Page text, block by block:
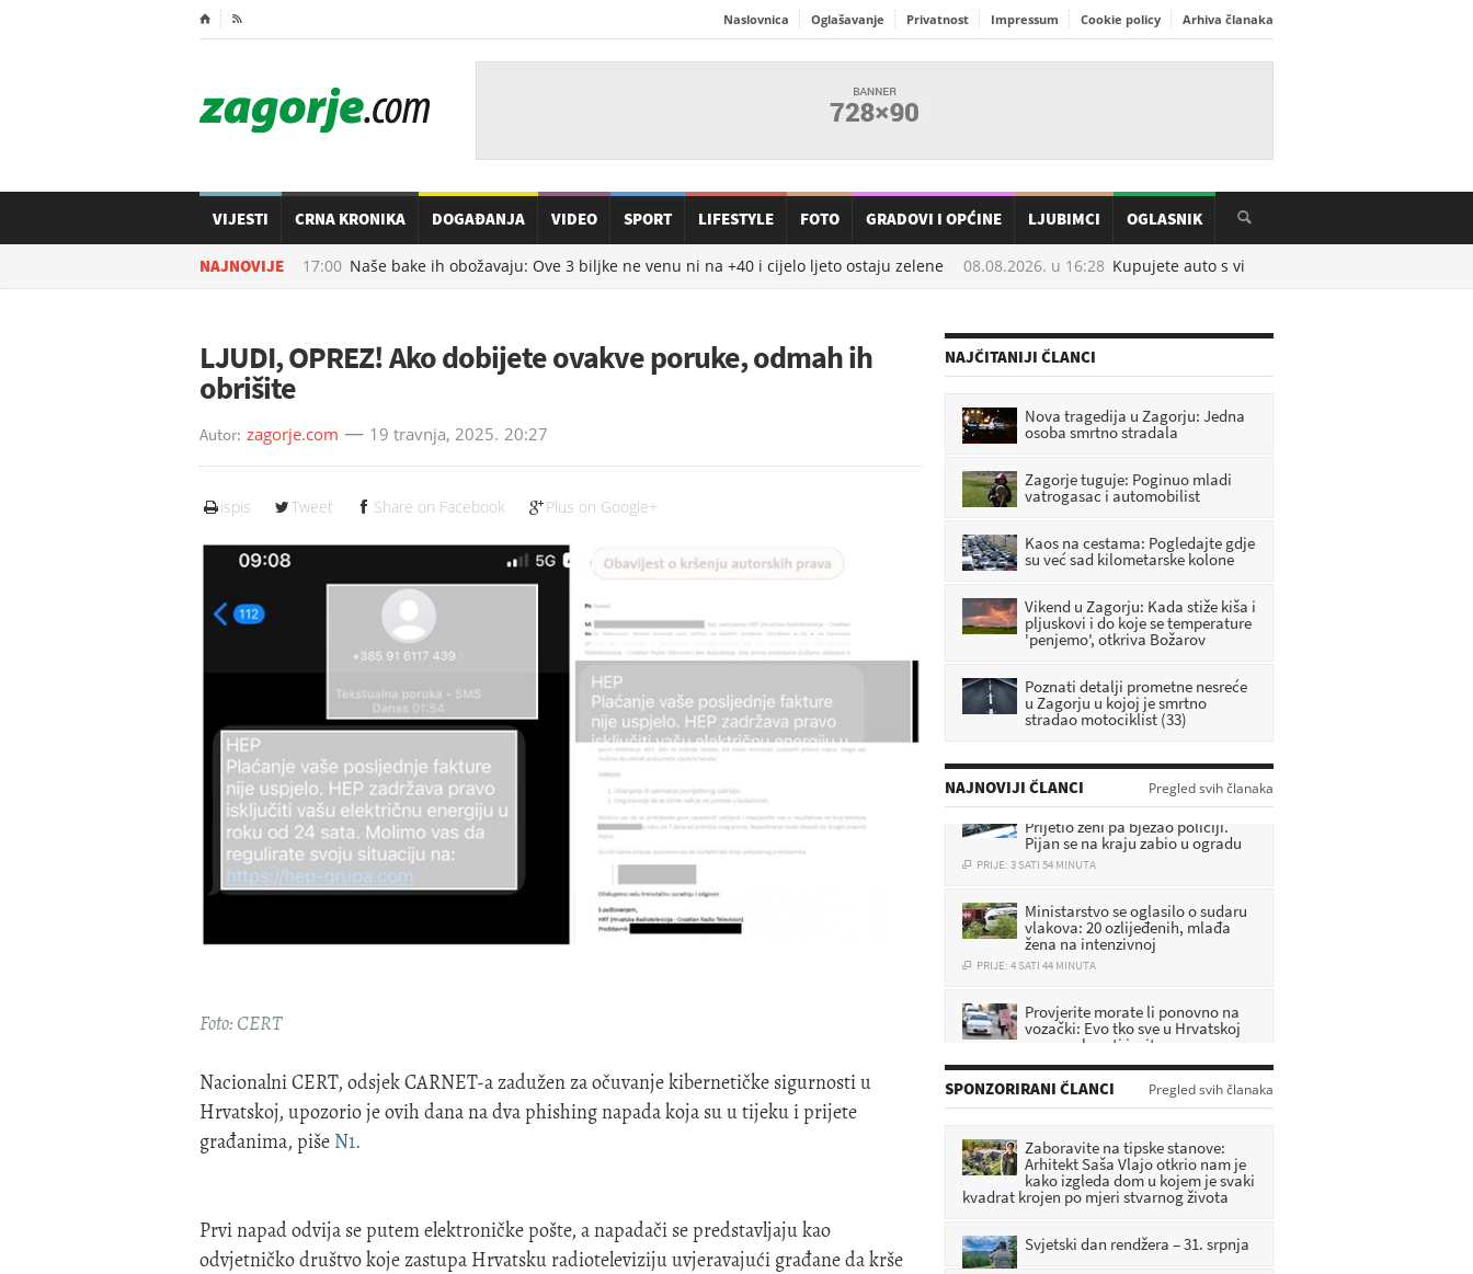
⌂  Naslovnica Oglašavanje Privatnost Impressum Cookie policy Arhiva članaka
VIJESTI CRNA KRONIKA DOGAĐANJA VIDEO SPORT LIFESTYLE FOTO GRADOVI I OPĆINE LJUBIMCI OGLASNIK
NAJNOVIJE
08.08.2026. u 17:00 Naše bake ih obožavaju: Ove 3 biljke ne venu ni na +40 i cijelo ljeto ostaju zelene 08.08.2026. u 16:28 Kupujete auto s više od 200.000 kilometara?
LJUDI, OPREZ! Ako dobijete ovakve poruke, odmah ih
obrišite
Autor: zagorje.com 19 travnja, 2025. 20:27
ispis Tweet Share on Facebook Plus on Google+
Foto: CERT
Nacionalni CERT, odsjek CARNET-a zadužen za očuvanje kibernetičke sigurnosti u
Hrvatskoj, upozorio je ovih dana na dva phishing napada koja su u tijeku i prijete
građanima, piše N1.
Prvi napad odvija se putem elektroničke pošte, a napadači se predstavljaju kao
odvjetničko društvo koje zastupa Hrvatsku radioteleviziju uvjeravajući građane da krše
NAJČITANIJI ČLANCI
Nova tragedija u Zagorju: Jedna
osoba smrtno stradala
Zagorje tuguje: Poginuo mladi
vatrogasac i automobilist
Kaos na cestama: Pogledajte gdje
su već sad kilometarske kolone
Vikend u Zagorju: Kada stiže kiša i
pljuskovi i do koje se temperature
'penjemo', otkriva Božarov
Poznati detalji prometne nesreće
u Zagorju u kojoj je smrtno
stradao motociklist (33)
NAJNOVIJI ČLANCI Pregled svih članaka
Drama u ranim jutarnjim satima:
Prijetio ženi pa bježao policiji.
Pijan se na kraju zabio u ogradu
PRIJE: 3 SATI 54 MINUTA
vlakova: 20 ozlijeđenih, mlađa
žena na intenzivnoj
PRIJE: 4 SATI 44 MINUTA
vozački: Evo tko sve u Hrvatskoj
mora polagati ispit
PRIJE: 5 SATI 9 MINUTA
Nebo ih nagrađuje za svu
dobrotu: Bog oslobađa ova 3
prema čistoj sreći
 PRIJE: 3 SATI 4 MINUTA
Nova promjena na autocestama:
listopada njome više nećete moći
plaćati cestarinu
SPONZORIRANI ČLANCI Pregled svih članaka
Zaboravite na tipske stanove:
Arhitekt Saša Vlajo otkrio nam je
kako izgleda dom u kojem je svaki
kvadrat krojen po mjeri stvarnog života
Svjetski dan rendžera – 31. srpnja